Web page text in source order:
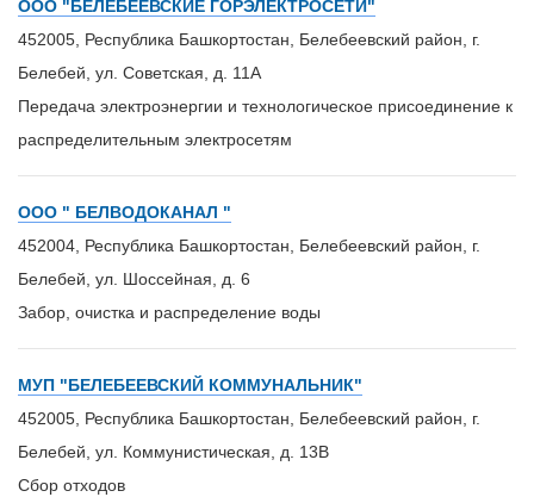
ООО "БЕЛЕБЕЕВСКИЕ ГОРЭЛЕКТРОСЕТИ"
452005, Республика Башкортостан, Белебеевский район, г.
Белебей, ул. Советская, д. 11А
Передача электроэнергии и технологическое присоединение к
распределительным электросетям
ООО " БЕЛВОДОКАНАЛ "
452004, Республика Башкортостан, Белебеевский район, г.
Белебей, ул. Шоссейная, д. 6
Забор, очистка и распределение воды
МУП "БЕЛЕБЕЕВСКИЙ КОММУНАЛЬНИК"
452005, Республика Башкортостан, Белебеевский район, г.
Белебей, ул. Коммунистическая, д. 13В
Сбор отходов